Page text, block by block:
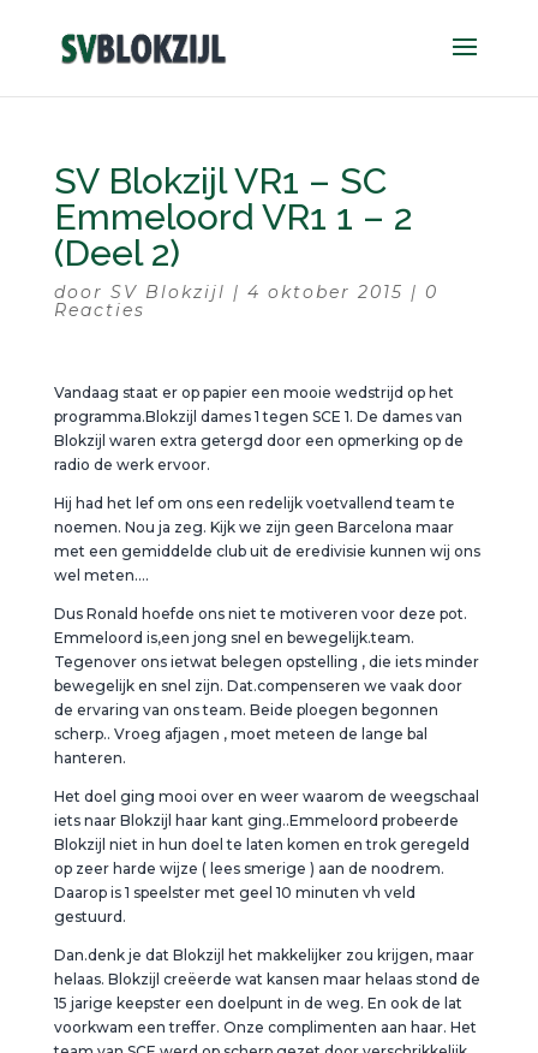
SV Blokzijl VR1 – SC
Emmeloord VR1 1 – 2
(Deel 2)
door SV Blokzijl | 4 oktober 2015 | 0
Reacties
Vandaag staat er op papier een mooie wedstrijd op het
programma.Blokzijl dames 1 tegen SCE 1. De dames van
Blokzijl waren extra getergd door een opmerking op de
radio de werk ervoor.
Hij had het lef om ons een redelijk voetvallend team te
noemen. Nou ja zeg. Kijk we zijn geen Barcelona maar
met een gemiddelde club uit de eredivisie kunnen wij ons
wel meten….
Dus Ronald hoefde ons niet te motiveren voor deze pot.
Emmeloord is,een jong snel en bewegelijk.team.
Tegenover ons ietwat belegen opstelling , die iets minder
bewegelijk en snel zijn. Dat.compenseren we vaak door
de ervaring van ons team. Beide ploegen begonnen
scherp.. Vroeg afjagen , moet meteen de lange bal
hanteren.
Het doel ging mooi over en weer waarom de weegschaal
iets naar Blokzijl haar kant ging..Emmeloord probeerde
Blokzijl niet in hun doel te laten komen en trok geregeld
op zeer harde wijze ( lees smerige ) aan de noodrem.
Daarop is 1 speelster met geel 10 minuten vh veld
gestuurd.
Dan.denk je dat Blokzijl het makkelijker zou krijgen, maar
helaas. Blokzijl creëerde wat kansen maar helaas stond de
15 jarige keepster een doelpunt in de weg. En ook de lat
voorkwam een treffer. Onze complimenten aan haar. Het